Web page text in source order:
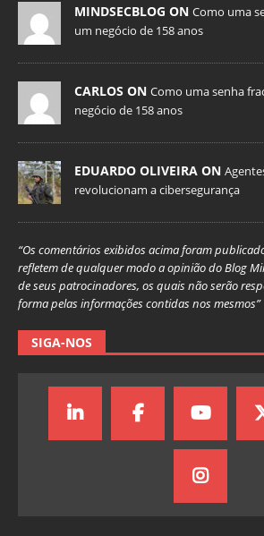
MINDSECBLOG ON Como uma
um negócio de 158 anos
CARLOS ON Como uma senha
negócio de 158 anos
EDUARDO OLIVEIRA ON
revolucionam a cibersegurança
“Os comentários exibidos acima foram
refletem de qualquer modo a opinião do Blog
de seus patrocinadores, os quais não serão
forma pelas informações contidas nos mesmos”
SIGA-NOS